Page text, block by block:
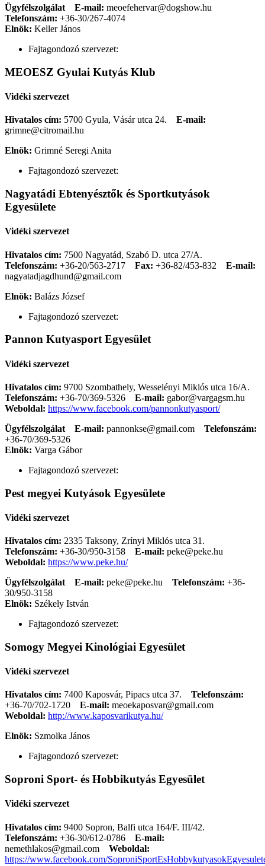
Ügyfélszolgálat E-mail: meoefehervar@dogshow.hu
Telefonszám: +36-30/267-4074
Elnök: Keller János
Fajtagondozó szervezet:
MEOESZ Gyulai Kutyás Klub
Vidéki szervezet
Hivatalos cím: 5700 Gyula, Vásár utca 24. E-mail:
grimne@citromail.hu
Elnök: Grimné Seregi Anita
Fajtagondozó szervezet:
Nagyatádi Ebtenyésztők és Sportkutyások
Egyesülete
Vidéki szervezet
Hivatalos cím: 7500 Nagyatád, Szabó D. utca 27/A.
Telefonszám: +36-20/563-2717 Fax: +36-82/453-832
E-mail:
nagyatadjagdhund@gmail.com
Elnök: Balázs József
Fajtagondozó szervezet:
Pannon Kutyasport Egyesület
Vidéki szervezet
Hivatalos cím: 9700 Szombathely, Wesselényi Miklós utca 16/A.
Telefonszám: +36-70/369-5326 E-mail: gabor@vargagsm.hu
Weboldal: https://www.facebook.com/pannonkutyasport/
Ügyfélszolgálat
E-mail: pannonkse@gmail.com
Telefonszám:
+36-70/369-5326
Elnök: Varga Gábor
Fajtagondozó szervezet:
Pest megyei Kutyások Egyesülete
Vidéki szervezet
Hivatalos cím: 2335 Taksony, Zrínyi Miklós utca 31.
Telefonszám: +36-30/950-3158 E-mail: peke@peke.hu
Weboldal: https://www.peke.hu/
Ügyfélszolgálat
E-mail: peke@peke.hu Telefonszám: +36-
30/950-3158
Elnök: Székely István
Fajtagondozó szervezet:
Somogy Megyei Kinológiai Egyesület
Vidéki szervezet
Hivatalos cím: 7400 Kaposvár, Pipacs utca 37. Telefonszám:
+36-70/702-1720
E-mail: meoekaposvar@gmail.com
Weboldal: http://www.kaposvarikutya.hu/
Elnök: Szmolka János
Fajtagondozó szervezet:
Soproni Sport- és Hobbikutyás Egyesület
Vidéki szervezet
Hivatalos cím: 9400 Sopron, Balfi utca 164/F. III/42.
Telefonszám: +36-30/612-0786
E-mail:
nemethlakos@gmail.com
Weboldal:
https://www.facebook.com/